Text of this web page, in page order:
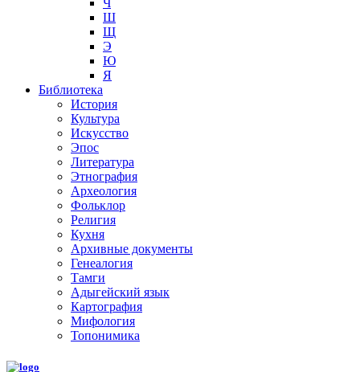
Ш
Щ
Э
Ю
Я
Библиотека
История
Культура
Искусство
Эпос
Литература
Этнография
Археология
Фольклор
Религия
Кухня
Архивные документы
Генеалогия
Тамги
Адыгейский язык
Картография
Мифология
Топонимика